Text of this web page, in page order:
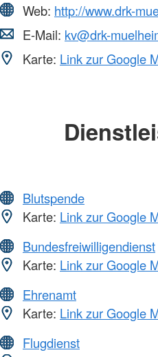
Web: http://www.drk-
E-Mail: kv@drk-
Karte: Link zur Google
Blutspende
Karte: Link zur Google
Bundesfreiwilligendienst
Karte: Link zur Google
Ehrenamt
Karte: Link zur Google
Flugdienst